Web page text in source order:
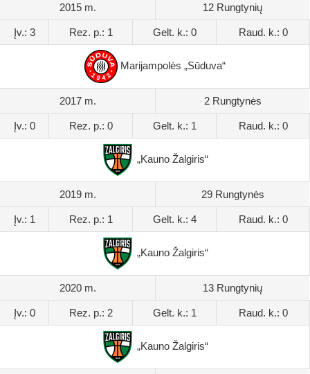
2015 m. 12 Rungtynių
Įv.: 3 Rez. p.: 1 Gelt. k.: 0 Raud. k.: 0
Marijampolės „Sūduva“
2017 m. 2 Rungtynės
Įv.: 0 Rez. p.: 0 Gelt. k.: 1 Raud. k.: 0
„Kauno Žalgiris“
2019 m. 29 Rungtynės
Įv.: 1 Rez. p.: 1 Gelt. k.: 4 Raud. k.: 0
„Kauno Žalgiris“
2020 m. 13 Rungtynių
Įv.: 0 Rez. p.: 2 Gelt. k.: 1 Raud. k.: 0
„Kauno Žalgiris“